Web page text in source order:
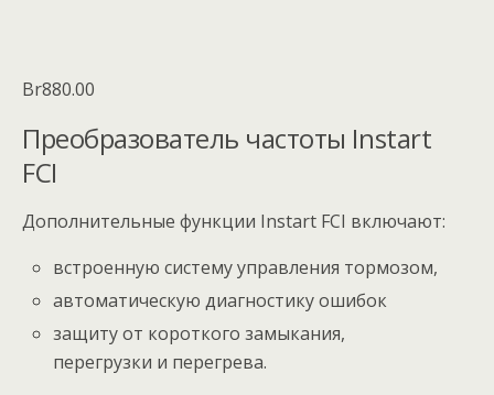
Br880.00
Преобразователь частоты Instart
FCI
Дополнительные функции Instart FCI включают:
встроенную систему управления тормозом,
автоматическую диагностику ошибок
защиту от короткого замыкания,
перегрузки и перегрева.